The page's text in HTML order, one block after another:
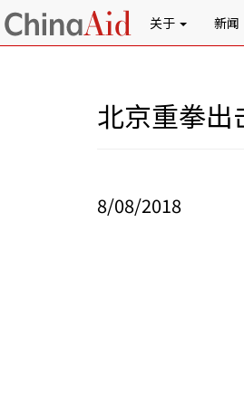
关于 新闻
北京重拳出
8/08/2018